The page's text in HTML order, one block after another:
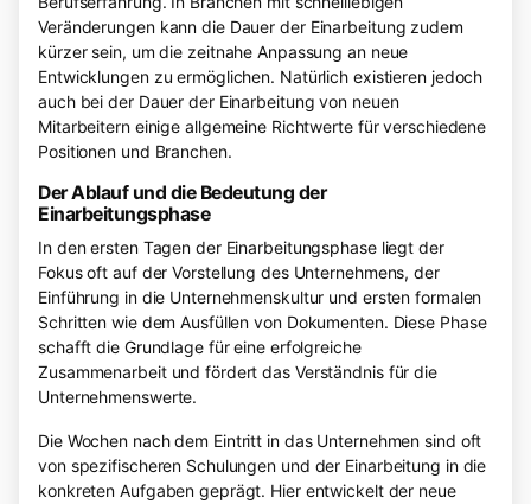
Veränderungen kann die Dauer der Einarbeitung zudem
kürzer sein, um die zeitnahe Anpassung an neue
Entwicklungen zu ermöglichen. Natürlich existieren jedoch
auch bei der Dauer der Einarbeitung von neuen
Mitarbeitern einige allgemeine Richtwerte für verschiedene
Positionen und Branchen.
Der Ablauf und die Bedeutung der
Einarbeitungsphase
In den ersten Tagen der Einarbeitungsphase liegt der
Fokus oft auf der Vorstellung des Unternehmens, der
Einführung in die Unternehmenskultur und ersten formalen
Schritten wie dem Ausfüllen von Dokumenten. Diese Phase
schafft die Grundlage für eine erfolgreiche
Zusammenarbeit und fördert das Verständnis für die
Unternehmenswerte.
Die Wochen nach dem Eintritt in das Unternehmen sind oft
von spezifischeren Schulungen und der Einarbeitung in die
konkreten Aufgaben geprägt. Hier entwickelt der neue